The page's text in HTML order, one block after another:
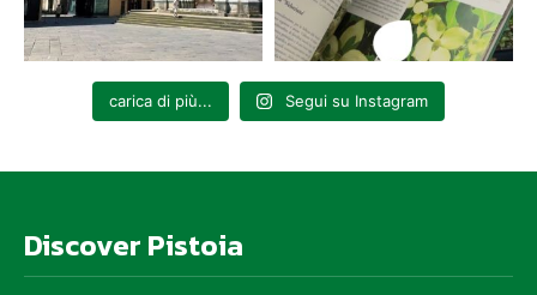
carica di più... Segui su Instagram
Discover Pistoia